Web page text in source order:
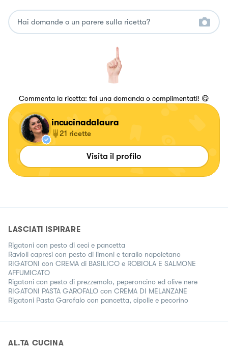
Commenta la ricetta: fai una domanda o complimentati! 😋
incucinadalaura
21 ricette
Visita il profilo
LASCIATI ISPIRARE
Rigatoni con pesto di ceci e pancetta
Ravioli capresi con pesto di limoni e tarallo napoletano
RIGATONI con CREMA di BASILICO e ROBIOLA E SALMONE
AFFUMICATO
Rigatoni con pesto di prezzemolo, peperoncino ed olive nere
RIGATONI PASTA GAROFALO con CREMA DI MELANZANE
Rigatoni Pasta Garofalo con pancetta, cipolle e pecorino
AL.TA CUCINA